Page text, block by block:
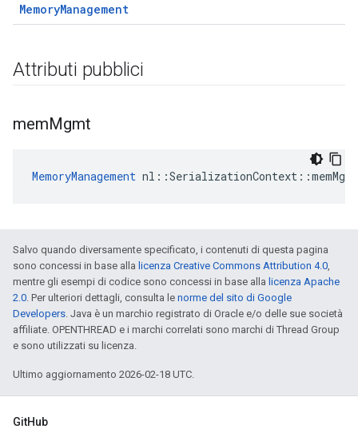
MemoryManagement
Attributi pubblici
memMgmt
MemoryManagement nl::SerializationContext::memMgmt
Salvo quando diversamente specificato, i contenuti di questa pagina
sono concessi in base alla licenza Creative Commons Attribution 4.0,
mentre gli esempi di codice sono concessi in base alla licenza Apache
2.0. Per ulteriori dettagli, consulta le norme del sito di Google
Developers. Java è un marchio registrato di Oracle e/o delle sue società
affiliate. OPENTHREAD e i marchi correlati sono marchi di Thread Group
e sono utilizzati su licenza.
Ultimo aggiornamento 2026-02-18 UTC.
GitHub